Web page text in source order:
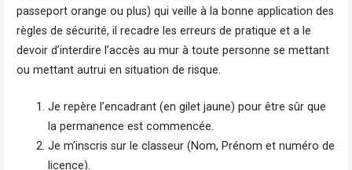
passeport orange ou plus) qui veille à la bonne application des
règles de sécurité, il recadre les erreurs de pratique et a le
devoir d’interdire l’accès au mur à toute personne se mettant
ou mettant autrui en situation de risque.
Je repère l’encadrant (en gilet jaune) pour être sûr que
la permanence est commencée.
Je m’inscris sur le classeur (Nom, Prénom et numéro de
licence).